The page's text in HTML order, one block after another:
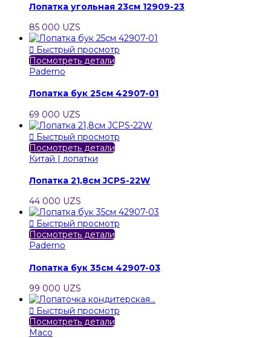
Лопатка угольная 23см 12909-23
85 000 UZS
 Быстрый просмотр
Посмотреть детали
Paderno
Лопатка бук 25см 42907-01
69 000 UZS
 Быстрый просмотр
Посмотреть детали
Китай | лопатки
Лопатка 21,8см JCPS-22W
44 000 UZS
 Быстрый просмотр
Посмотреть детали
Paderno
Лопатка бук 35см 42907-03
99 000 UZS
 Быстрый просмотр
Посмотреть детали
Maco